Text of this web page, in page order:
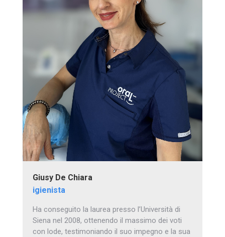
Giusy De Chiara
igienista
Ha conseguito la laurea presso l’Università di
Siena nel 2008, ottenendo il massimo dei voti
con lode, testimoniando il suo impegno e la sua